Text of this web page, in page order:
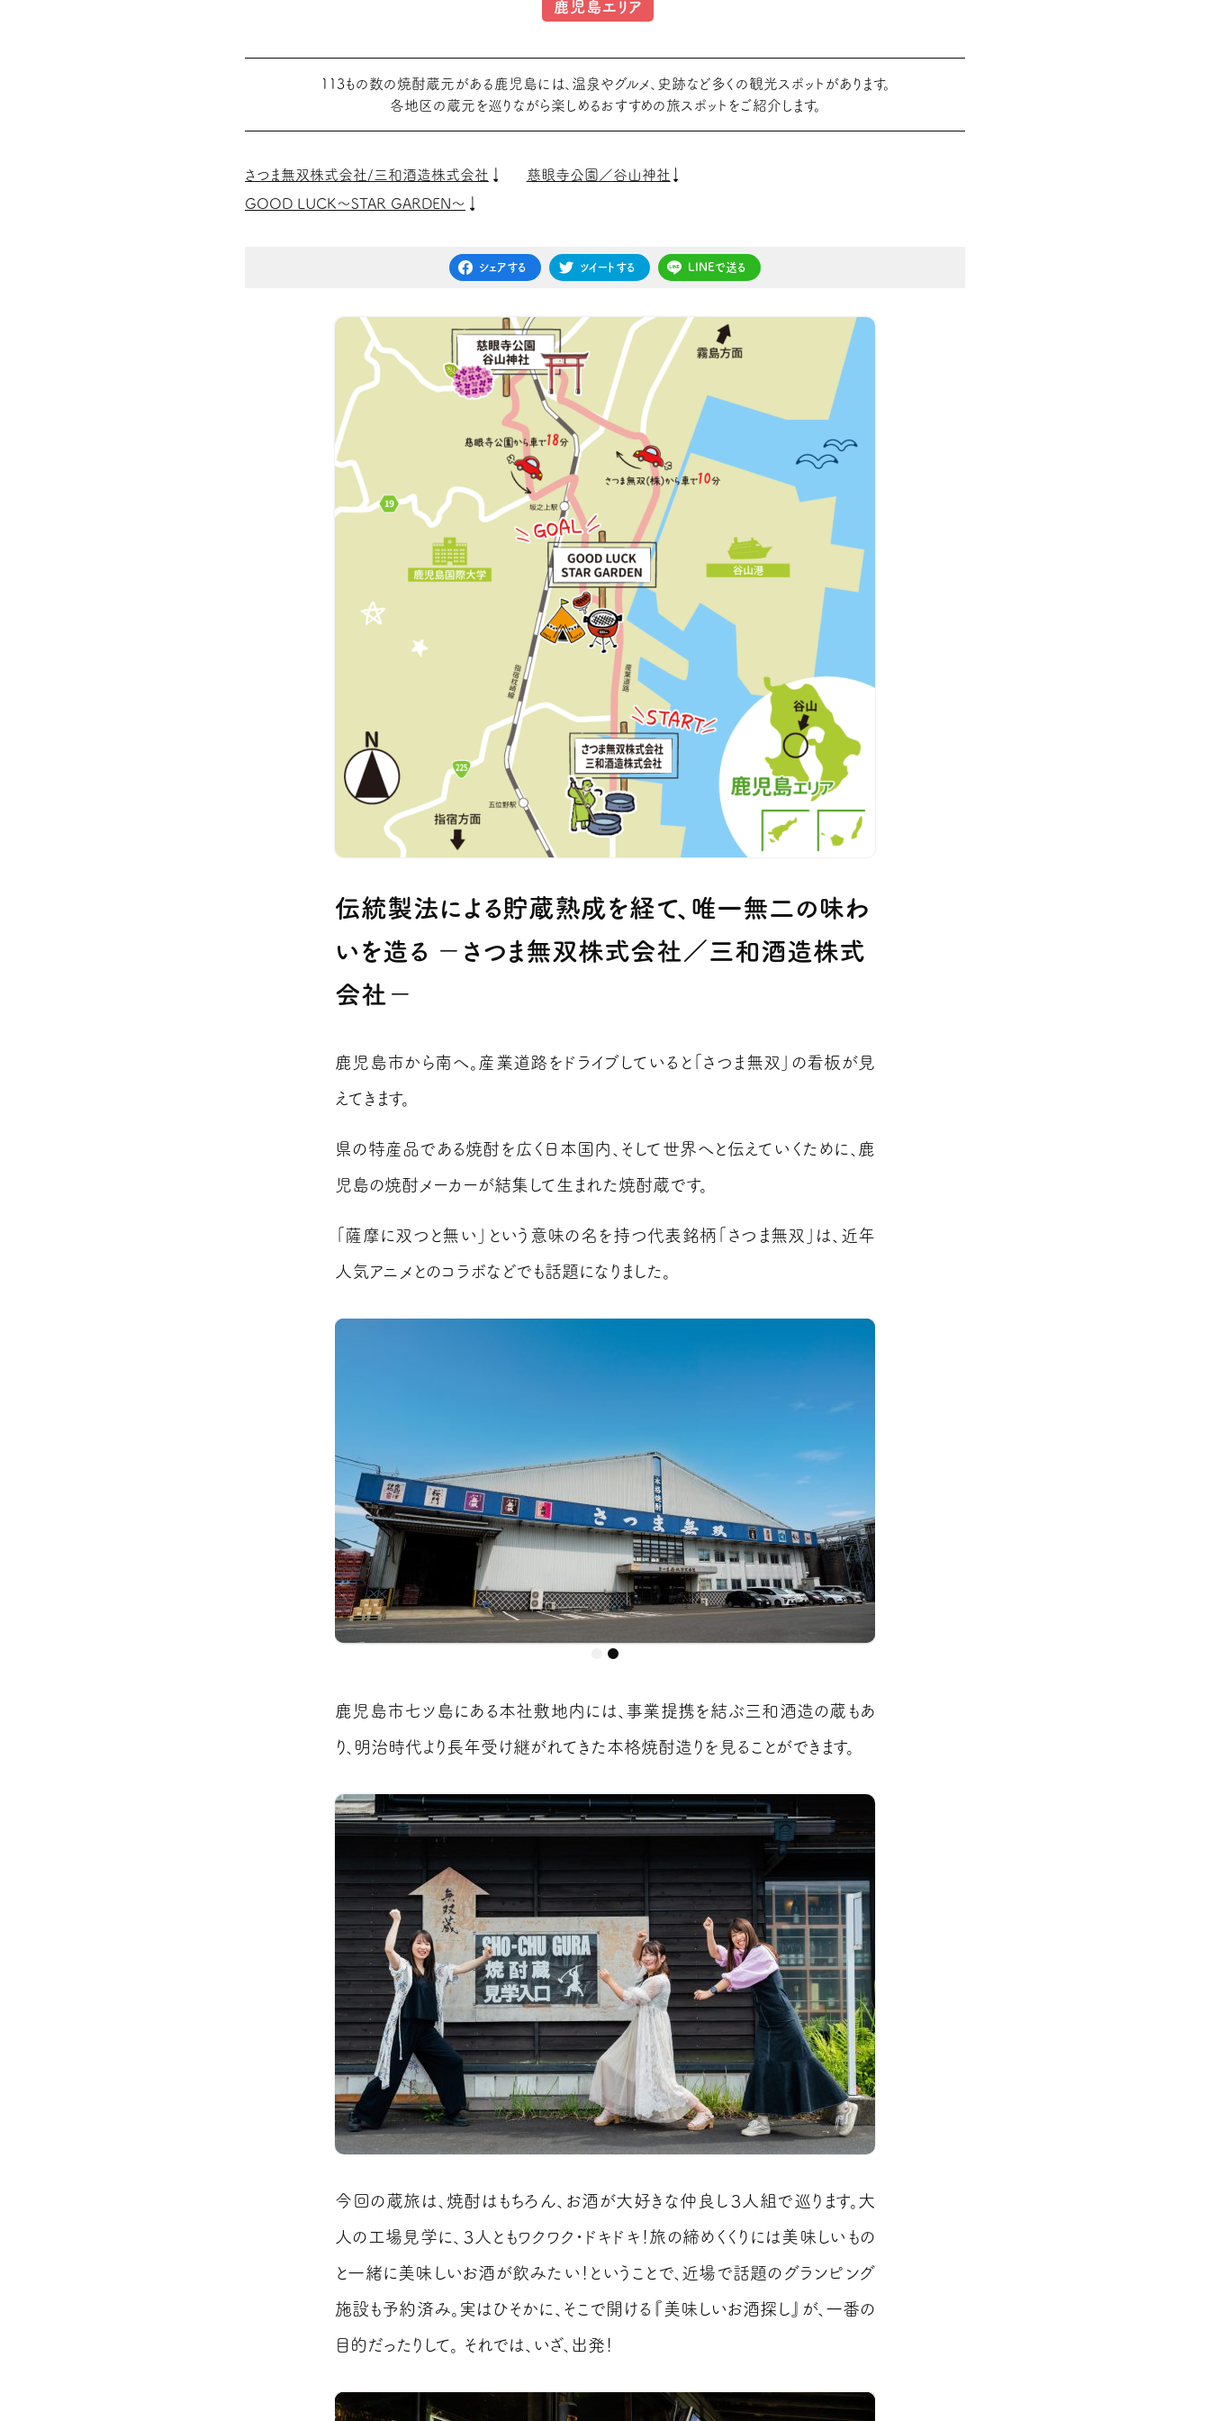
鹿児島エリア
113もの数の焼酎蔵元がある鹿児島には、温泉やグルメ、史跡など多くの観光スポットがあります。
各地区の蔵元を巡りながら楽しめるおすすめの旅スポットをご紹介します。
さつま無双株式会社/三和酒造株式会社
慈眼寺公園／谷山神社
GOOD LUCK～STAR GARDEN～
シェアする ツイートする LINEで送る
伝統製法による貯蔵熟成を経て、唯一無二の味わ
いを造る −さつま無双株式会社／三和酒造株式
会社−
鹿児島市から南へ。産業道路をドライブしていると「さつま無双」の看板が見
えてきます。
県の特産品である焼酎を広く日本国内、そして世界へと伝えていくために、鹿
児島の焼酎メーカーが結集して生まれた焼酎蔵です。
「薩摩に双つと無い」という意味の名を持つ代表銘柄「さつま無双」は、近年
人気アニメとのコラボなどでも話題になりました。
鹿児島市七ツ島にある本社敷地内には、事業提携を結ぶ三和酒造の蔵もあ
り、明治時代より長年受け継がれてきた本格焼酎造りを見ることができます。
今回の蔵旅は、焼酎はもちろん、お酒が大好きな仲良し３人組で巡ります。大
人の工場見学に、３人ともワクワク・ドキドキ！旅の締めくくりには美味しいもの
と一緒に美味しいお酒が飲みたい！ということで、近場で話題のグランピング
施設も予約済み。実はひそかに、そこで開ける『美味しいお酒探し』が、一番の
目的だったりして。 それでは、いざ、出発！